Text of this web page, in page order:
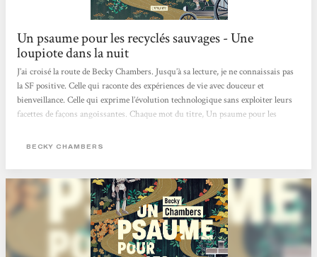
Un psaume pour les recyclés sauvages - Une
loupiote dans la nuit
J’ai croisé la route de Becky Chambers. Jusqu’à sa lecture, je ne connaissais pas
la SF positive. Celle qui raconte des expériences de vie avec douceur et
bienveillance. Celle qui exprime l’évolution technologique sans exploiter leurs
facettes de façons angoissantes. Chaque mot du titre, Un psaume pour les
pleine de réflexions. J’ai abordé ce recueil de préceptes sages pas à pas, un
m’imprégner d’eux pour garder ce qui me serait...
BECKY CHAMBERS